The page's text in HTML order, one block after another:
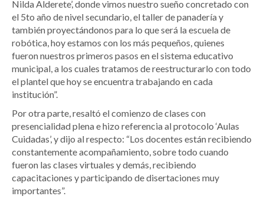
Nilda Alderete’, donde vimos nuestro sueño concretado con
el 5to año de nivel secundario, el taller de panadería y
también proyectándonos para lo que será la escuela de
robótica, hoy estamos con los más pequeños, quienes
fueron nuestros primeros pasos en el sistema educativo
municipal, a los cuales tratamos de reestructurarlo con todo
el plantel que hoy se encuentra trabajando en cada
institución”.
Por otra parte, resaltó el comienzo de clases con
presencialidad plena e hizo referencia al protocolo ‘Aulas
Cuidadas’, y dijo al respecto: “Los docentes están recibiendo
constantemente acompañamiento, sobre todo cuando
fueron las clases virtuales y demás, recibiendo
capacitaciones y participando de disertaciones muy
importantes”.